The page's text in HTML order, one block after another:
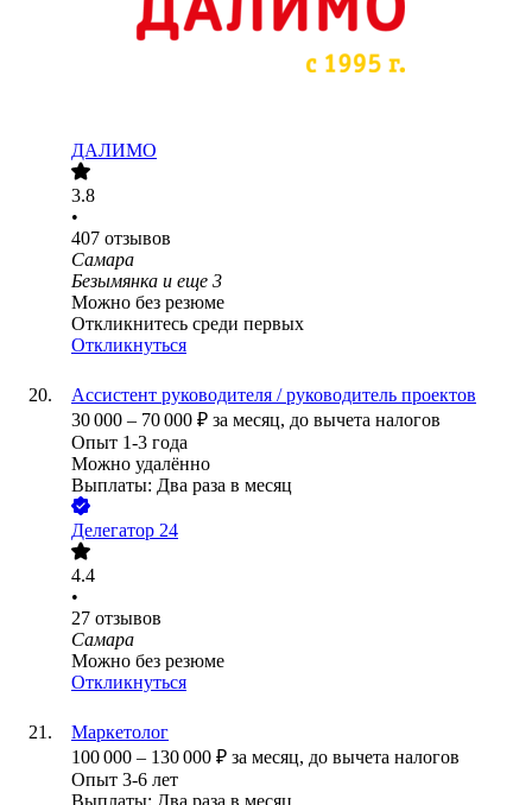
ДАЛИМО
3.8
•
407 отзывов
Самара
Безымянка и еще 3
Можно без резюме
Откликнитесь среди первых
Откликнуться
Ассистент руководителя / руководитель проектов
30 000 – 70 000 ₽ за месяц, до вычета налогов
Опыт 1-3 года
Можно удалённо
Выплаты: Два раза в месяц
Делегатор 24
4.4
•
27 отзывов
Самара
Можно без резюме
Откликнуться
Маркетолог
100 000 – 130 000 ₽ за месяц, до вычета налогов
Опыт 3-6 лет